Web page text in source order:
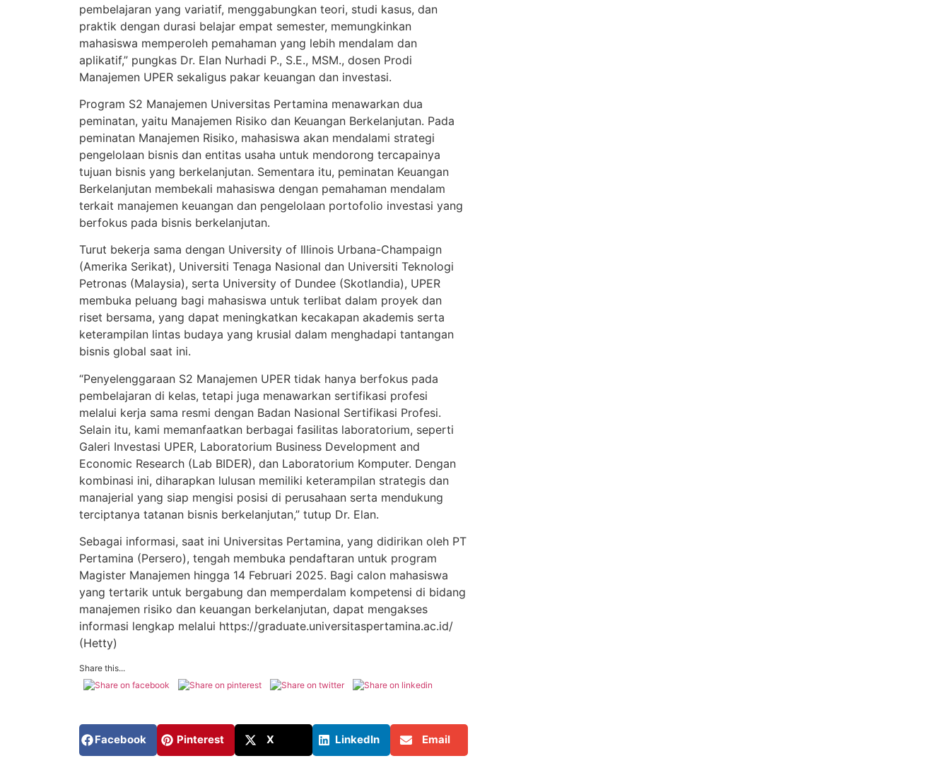
pembelajaran yang variatif, menggabungkan teori, studi kasus, dan
praktik dengan durasi belajar empat semester, memungkinkan
mahasiswa memperoleh pemahaman yang lebih mendalam dan
aplikatif,” pungkas Dr. Elan Nurhadi P., S.E., MSM., dosen Prodi
Manajemen UPER sekaligus pakar keuangan dan investasi.
Program S2 Manajemen Universitas Pertamina menawarkan dua
peminatan, yaitu Manajemen Risiko dan Keuangan Berkelanjutan. Pada
peminatan Manajemen Risiko, mahasiswa akan mendalami strategi
pengelolaan bisnis dan entitas usaha untuk mendorong tercapainya
tujuan bisnis yang berkelanjutan. Sementara itu, peminatan Keuangan
Berkelanjutan membekali mahasiswa dengan pemahaman mendalam
terkait manajemen keuangan dan pengelolaan portofolio investasi yang
berfokus pada bisnis berkelanjutan.
Turut bekerja sama dengan University of Illinois Urbana-Champaign
(Amerika Serikat), Universiti Tenaga Nasional dan Universiti Teknologi
Petronas (Malaysia), serta University of Dundee (Skotlandia), UPER
membuka peluang bagi mahasiswa untuk terlibat dalam proyek dan
riset bersama, yang dapat meningkatkan kecakapan akademis serta
keterampilan lintas budaya yang krusial dalam menghadapi tantangan
bisnis global saat ini.
“Penyelenggaraan S2 Manajemen UPER tidak hanya berfokus pada
pembelajaran di kelas, tetapi juga menawarkan sertifikasi profesi
melalui kerja sama resmi dengan Badan Nasional Sertifikasi Profesi.
Selain itu, kami memanfaatkan berbagai fasilitas laboratorium, seperti
Galeri Investasi UPER, Laboratorium Business Development and
Economic Research (Lab BIDER), dan Laboratorium Komputer. Dengan
kombinasi ini, diharapkan lulusan memiliki keterampilan strategis dan
manajerial yang siap mengisi posisi di perusahaan serta mendukung
terciptanya tatanan bisnis berkelanjutan,” tutup Dr. Elan.
Sebagai informasi, saat ini Universitas Pertamina, yang didirikan oleh PT
Pertamina (Persero), tengah membuka pendaftaran untuk program
Magister Manajemen hingga 14 Februari 2025. Bagi calon mahasiswa
yang tertarik untuk bergabung dan memperdalam kompetensi di bidang
manajemen risiko dan keuangan berkelanjutan, dapat mengakses
informasi lengkap melalui https://graduate.universitaspertamina.ac.id/
(Hetty)
Share this...
Facebook Pinterest X LinkedIn Email